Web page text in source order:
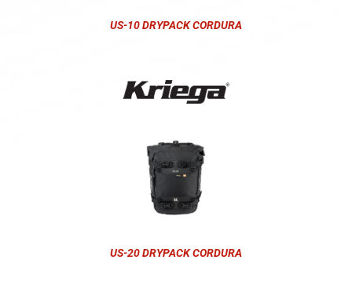
US-10 DRYPACK CORDURA
US-20 DRYPACK CORDURA